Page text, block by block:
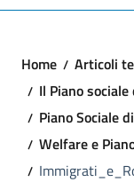
Home Articoli
Il Piano
Piano Sociale
Welfare e